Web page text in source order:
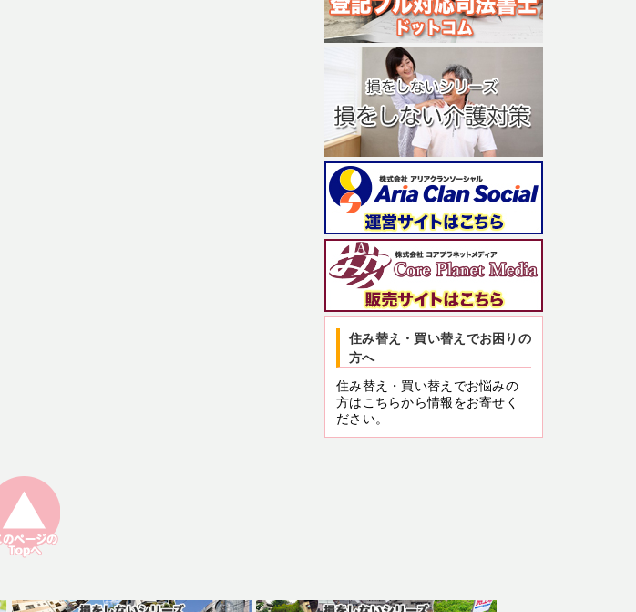
住み替え・買い替えでお困りの
方へ
住み替え・買い替えでお悩みの
方はこちらから情報をお寄せく
ださい。